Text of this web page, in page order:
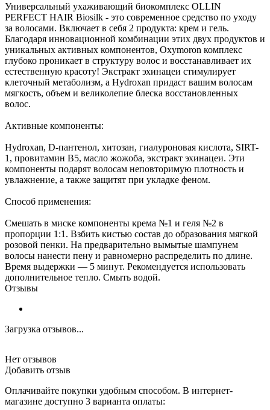
Универсальный ухаживающий биокомплекс OLLIN
PERFECT HAIR Biosilk - это современное средство по уходу
за волосами. Включает в себя 2 продукта: крем и гель.
Благодаря инновационной комбинации этих двух продуктов и
уникальных активных компонентов, Oxymoron комплекс
глубоко проникает в структуру волос и восстанавливает их
естественную красоту! Экстракт эхинацеи стимулирует
клеточный метаболизм, а Hydroxan придаст вашим волосам
мягкость, объем и великолепие блеска восстановленных
волос.
Активные компоненты:
Hydroxan, D-пантенол, хитозан, гиалуроновая кислота, SIRT-
1, провитамин В5, масло жожоба, экстракт эхинацеи. Эти
компоненты подарят волосам неповторимую плотность и
увлажнение, а также защитят при укладке феном.
Способ применения:
Смешать в миске компоненты крема №1 и геля №2 в
пропорции 1:1. Взбить кистью состав до образования мягкой
розовой пенки. На предварительно вымытые шампунем
волосы нанести пену и равномерно распределить по длине.
Время выдержки — 5 минут. Рекомендуется использовать
дополнительное тепло. Смыть водой.
Отзывы
Загрузка отзывов...
Нет отзывов
Добавить отзыв
Оплачивайте покупки удобным способом. В интернет-
магазине доступно 3 варианта оплаты: